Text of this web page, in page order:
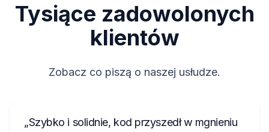
Tysiące zadowolonych
klientów
Zobacz co piszą o naszej usłudze.
Szybko i solidnie, kod przyszedł w mgnieniu